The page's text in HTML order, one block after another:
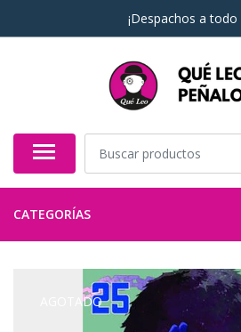
¡Despachos a todo
CATEGORÍAS
AGOTADO